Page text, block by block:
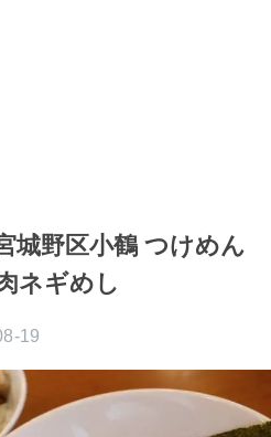
城野区小鶴 つけめん
ネギめし
19